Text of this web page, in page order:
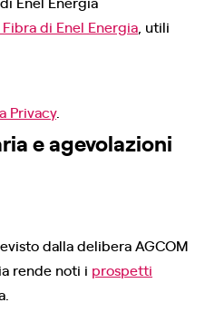
di Enel Energia , utili
Privacy.
e agevolazioni
dalla delibera AGCOM
rende noti i prospetti